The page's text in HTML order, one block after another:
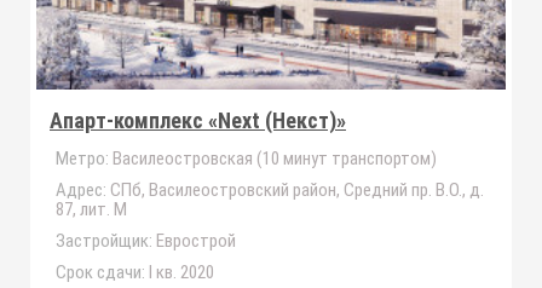
Апарт-комплекс «Next (Некст)»
Метро: Василеостровская (10 минут транспортом)
Адрес: СПб, Василеостровский район, Средний пр. В.О., д.
87, лит. М
Застройщик: Еврострой
Срок сдачи: I кв. 2020